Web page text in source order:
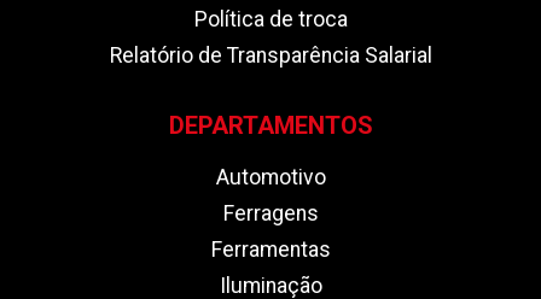
Política de troca
Relatório de Transparência Salarial
DEPARTAMENTOS
Automotivo
Ferragens
Ferramentas
Iluminação